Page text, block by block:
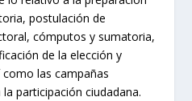
postulación de
cómputos y sumatoria,
de la elección y
las campañas
participación ciudadana.